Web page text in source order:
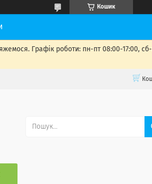
Кошик
Графік роботи: пн-пт 08:00-17:00,